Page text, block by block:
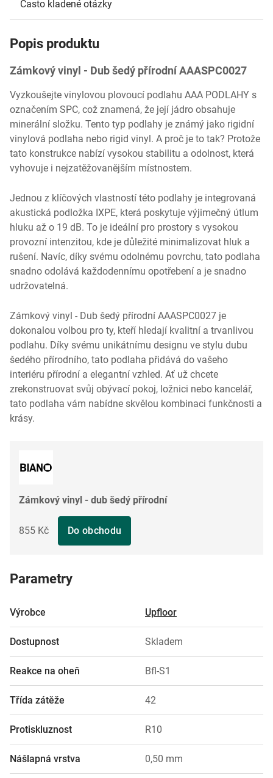
Často kladené otázky
Popis produktu
Zámkový vinyl - Dub šedý přírodní AAASPC0027
Vyzkoušejte vinylovou plovoucí podlahu AAA PODLAHY s
označením SPC, což znamená, že její jádro obsahuje
minerální složku. Tento typ podlahy je známý jako rigidní
vinylová podlaha nebo rigid vinyl. A proč je to tak? Protože
tato konstrukce nabízí vysokou stabilitu a odolnost, která
vyhovuje i nejzatěžovanějším místnostem.
Jednou z klíčových vlastností této podlahy je integrovaná
akustická podložka IXPE, která poskytuje výjimečný útlum
hluku až o 19 dB. To je ideální pro prostory s vysokou
provozní intenzitou, kde je důležité minimalizovat hluk a
rušení. Navíc, díky svému odolnému povrchu, tato podlaha
snadno odolává každodennímu opotřebení a je snadno
udržovatelná.
Zámkový vinyl - Dub šedý přírodní AAASPC0027 je
dokonalou volbou pro ty, kteří hledají kvalitní a trvanlivou
podlahu. Díky svému unikátnímu designu ve stylu dubu
šedého přírodního, tato podlaha přidává do vašeho
interiéru přírodní a elegantní vzhled. Ať už chcete
zrekonstruovat svůj obývací pokoj, ložnici nebo kancelář,
tato podlaha vám nabídne skvělou kombinaci funkčnosti a
krásy.
Zámkový vinyl - dub šedý přírodní
855 Kč Do obchodu
Parametry
Výrobce Upfloor
Dostupnost Skladem
Reakce na oheň Bfl-S1
Třída zátěže 42
Protiskluznost R10
Nášlapná vrstva 0,50 mm